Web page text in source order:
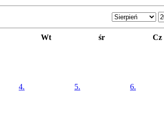
Wt śr Cz
4. 5. 6.